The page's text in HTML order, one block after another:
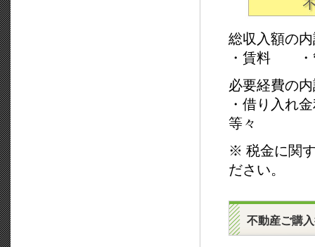
総収入額の
・賃料
必要経費の
・借り入
等々
※ 税金に関
ださい。
不動産ご購